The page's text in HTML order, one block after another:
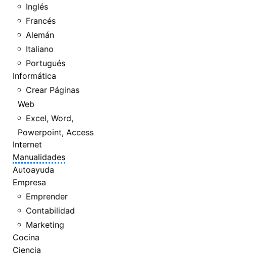
Inglés
Francés
Alemán
Italiano
Portugués
Informática
Crear Páginas
Web
Excel, Word,
Powerpoint, Access
Internet
Manualidades
Autoayuda
Empresa
Emprender
Contabilidad
Marketing
Cocina
Ciencia